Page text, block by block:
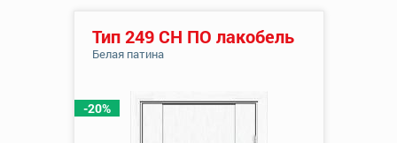
-20%
Тип 249 СН ПО лакобель
Белая патина